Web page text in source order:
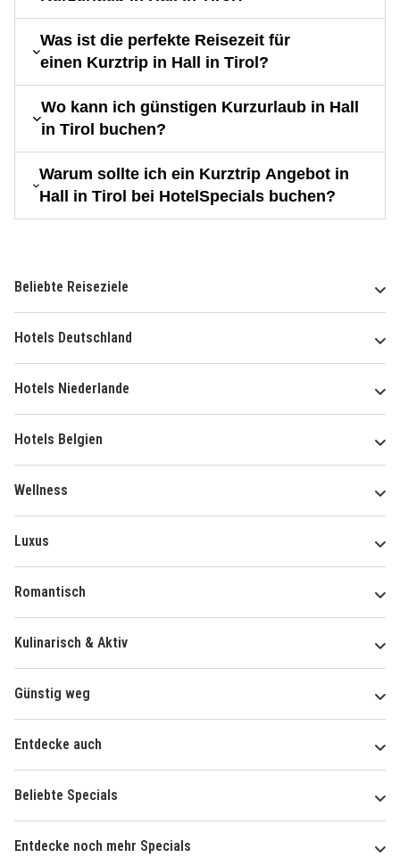
Was ist die perfekte Reisezeit für
einen Kurztrip in Hall in Tirol?
Wo kann ich günstigen Kurzurlaub in Hall
in Tirol buchen?
Warum sollte ich ein Kurztrip Angebot in
Hall in Tirol bei HotelSpecials buchen?
Beliebte Reiseziele
Hotels Deutschland
Hotels Niederlande
Hotels Belgien
Wellness
Luxus
Romantisch
Kulinarisch & Aktiv
Günstig weg
Entdecke auch
Beliebte Specials
Entdecke noch mehr Specials